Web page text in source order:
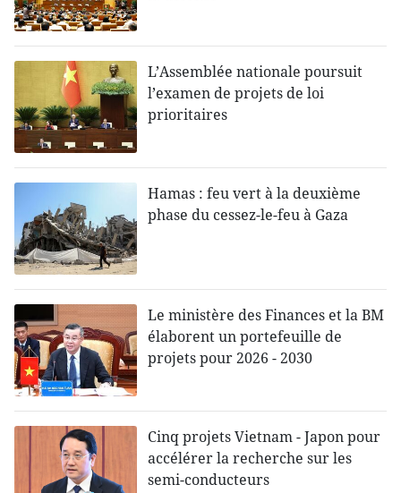
L’Assemblée nationale poursuit
l’examen de projets de loi
prioritaires
Hamas : feu vert à la deuxième
phase du cessez-le-feu à Gaza
Le ministère des Finances et la BM
élaborent un portefeuille de
projets pour 2026 - 2030
Cinq projets Vietnam - Japon pour
accélérer la recherche sur les
semi-conducteurs